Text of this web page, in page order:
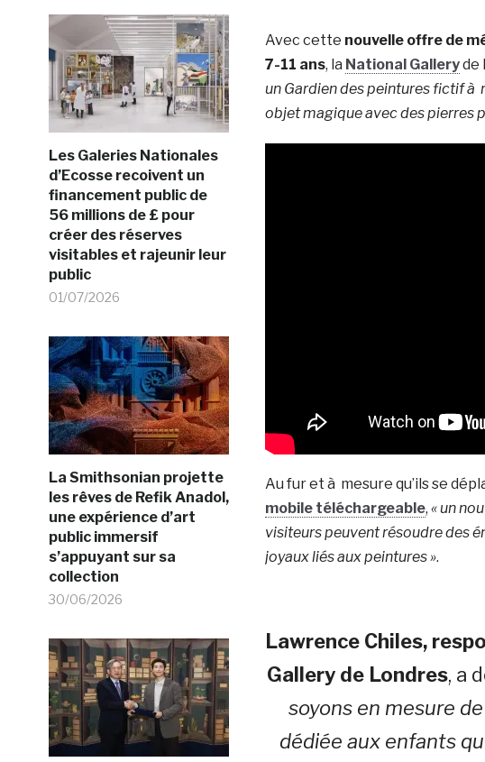
Les Galeries Nationales
d’Ecosse recoivent un
financement public de
56 millions de £ pour
créer des réserves
visitables et rajeunir leur
public
01/07/2026
La Smithsonian projette
les rêves de Refik Anadol,
une expérience d’art
public immersif
s’appuyant sur sa
collection
30/06/2026
Avec cette nouvelle offre de
7-11 ans, la National Galleryde
un Gardien des peintures fictif à
objet magique avec des pierres
Au fur et à mesure qu’ils se
mobile téléchargeable, « un
visiteurs peuvent résoudre des
joyaux liés aux peintures ».
Lawrence Chiles,
Gallery de Londres, a
soyons en mesure
dédiée aux enfants